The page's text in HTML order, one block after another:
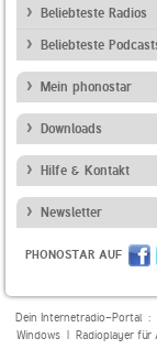
Beliebteste Radios
Beliebteste
Mein phonostar
Downloads
Hilfe & Kontakt
Newsletter
PHONOSTAR AUF
Dein Internetradio-Portal :
Windows| Radioplayer für